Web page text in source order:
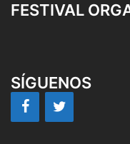
FESTIVAL
SÍGUENOS